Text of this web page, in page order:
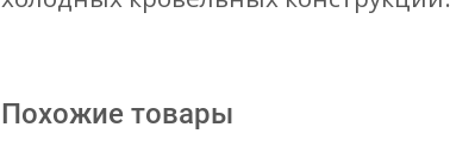
Похожие товары